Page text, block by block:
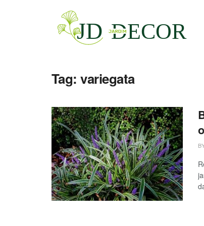
Tag:variegata